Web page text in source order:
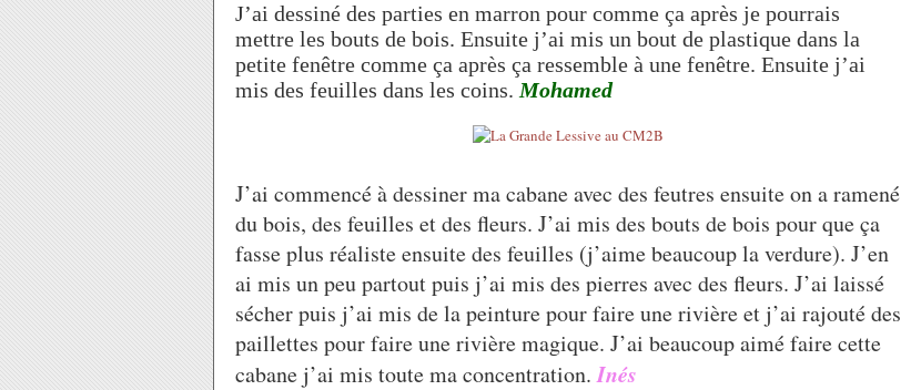
J’ai dessiné des parties en marron pour comme ça après je pourrais
mettre les bouts de bois. Ensuite j’ai mis un bout de plastique dans la
petite fenêtre comme ça après ça ressemble à une fenêtre. Ensuite j’ai
mis des feuilles dans les coins. Mohamed
J’ai commencé à dessiner ma cabane avec des feutres ensuite on a ramené
du bois, des feuilles et des fleurs. J’ai mis des bouts de bois pour que ça
fasse plus réaliste ensuite des feuilles (j’aime beaucoup la verdure). J’en
ai mis un peu partout puis j’ai mis des pierres avec des fleurs. J’ai laissé
sécher puis j’ai mis de la peinture pour faire une rivière et j’ai rajouté des
paillettes pour faire une rivière magique. J’ai beaucoup aimé faire cette
cabane j’ai mis toute ma concentration.Inés